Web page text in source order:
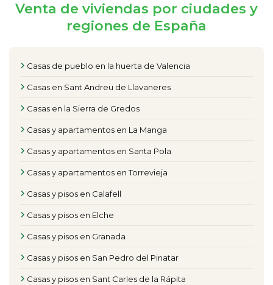
Venta de viviendas por ciudades y
regiones de España
Casas de pueblo en la huerta de Valencia
Casas en Sant Andreu de Llavaneres
Casas en la Sierra de Gredos
Casas y apartamentos en La Manga
Casas y apartamentos en Santa Pola
Casas y apartamentos en Torrevieja
Casas y pisos en Calafell
Casas y pisos en Elche
Casas y pisos en Granada
Casas y pisos en San Pedro del Pinatar
Casas y pisos en Sant Carles de la Rápita